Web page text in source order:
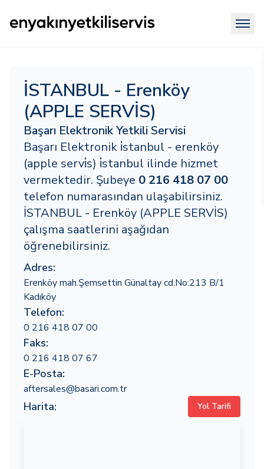
İSTANBUL - Erenköy
(APPLE SERVİS)
Başarı Elektronik Yetkili Servisi
Başarı Elektronik i̇stanbul - erenköy
(apple servi̇s) i̇stanbul ilinde hizmet
vermektedir. Şubeye 0 216 418 07 00
telefon numarasından ulaşabilirsiniz.
İSTANBUL - Erenköy (APPLE SERVİS)
çalışma saatlerini aşağıdan
öğrenebilirsiniz.
Adres:
Erenköy mah.Şemsettin Günaltay cd.No:213 B/1
Kadıköy
Telefon:
0 216 418 07 00
Faks:
0 216 418 07 67
E-Posta:
aftersales@basari.com.tr
Harita: Yol Tarifi